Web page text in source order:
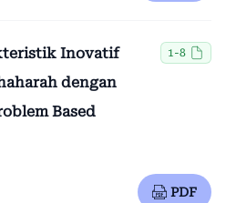
Inovatif
dengan
Based
1-8
PDF